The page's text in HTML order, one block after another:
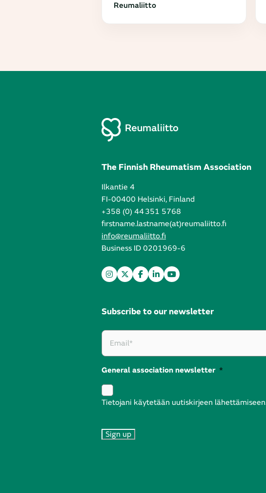
Reumaliitto
The Finnish Rheumatism Association
Ilkantie 4
FI-00400 Helsinki, Finland
+358 (0) 44 351 5768
firstname.lastname(at)reumaliitto.fi
info@reumaliitto.fi
Business ID 0201969-6
Subscribe to our newsletter
General association newsletter *
Tietojani käytetään uutiskirjeen